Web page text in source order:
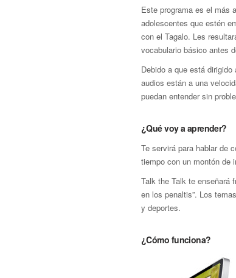
Este programa es el más
adolescentes que estén
con el Tagalo. Les
vocabulario básico antes
Debido a que está
audios están a una
puedan entender sin
¿Qué voy a aprender?
Te servirá para hablar de
tiempo con un montón de
Talk the Talk te enseñará
en los penaltis”. Los
y deportes.
¿Cómo funciona?